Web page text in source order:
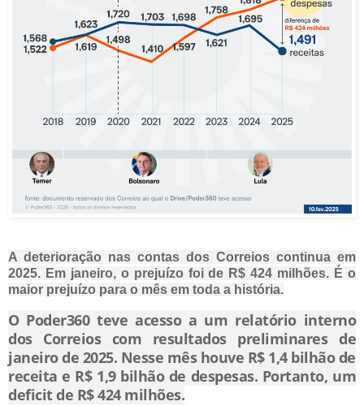
A deterioração nas contas dos Correios continua em
2025. Em janeiro, o prejuízo foi de R$ 424 milhões. É o
maior prejuízo para o mês em toda a história.
O Poder360 teve acesso a um relatório interno
dos Correios com resultados preliminares de
janeiro de 2025. Nesse mês houve R$ 1,4 bilhão de
receita e R$ 1,9 bilhão de despesas. Portanto, um
deficit de R$ 424 milhões.